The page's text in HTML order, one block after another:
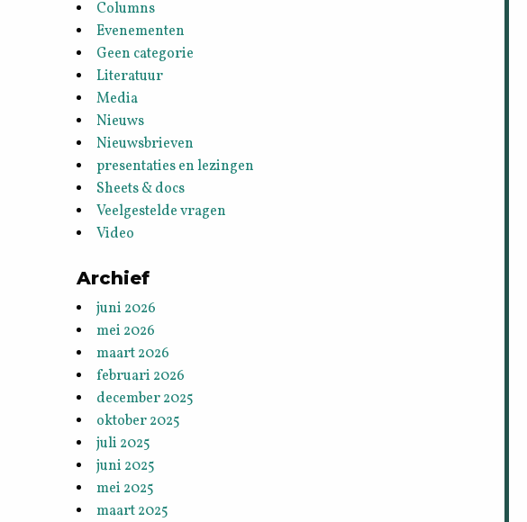
Columns
Evenementen
Geen categorie
Literatuur
Media
Nieuws
Nieuwsbrieven
presentaties en lezingen
Sheets & docs
Veelgestelde vragen
Video
Archief
juni 2026
mei 2026
maart 2026
februari 2026
december 2025
oktober 2025
juli 2025
juni 2025
mei 2025
maart 2025